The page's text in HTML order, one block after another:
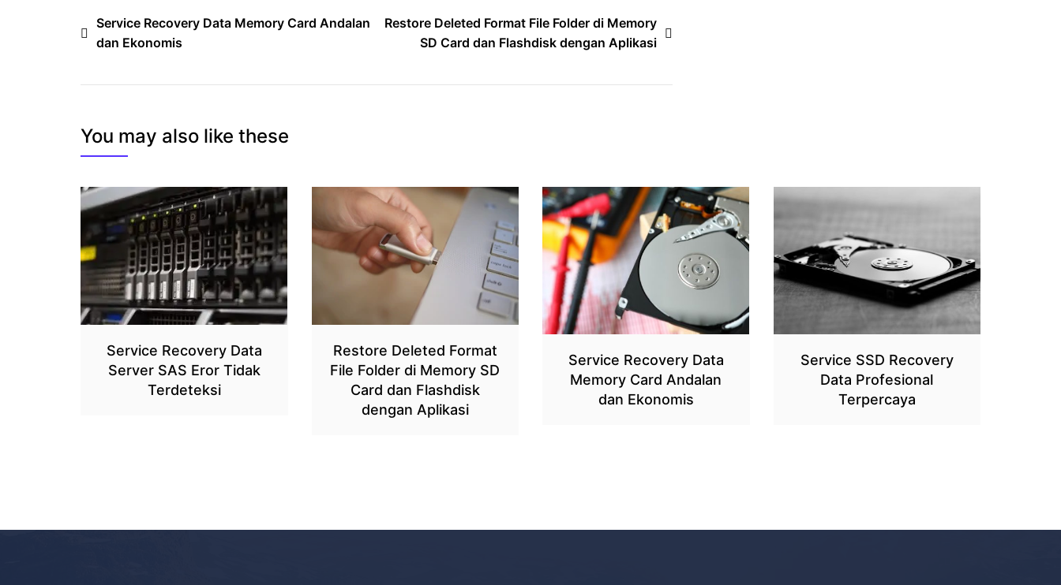
Post
navigation
Service Recovery Data Memory Card Andalan
dan Ekonomis
Restore Deleted Format File Folder di Memory
SD Card dan Flashdisk dengan Aplikasi
You may also like these
Service Recovery Data
Server SAS Eror Tidak
Terdeteksi
Restore Deleted Format
File Folder di Memory SD
Card dan Flashdisk
dengan Aplikasi
Service Recovery Data
Memory Card Andalan
dan Ekonomis
Service SSD Recovery
Data Profesional
Terpercaya